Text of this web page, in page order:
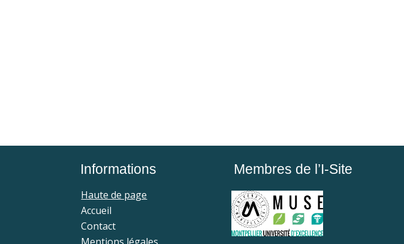
Informations
Haute de page
Accueil
Contact
Membres de l’I-Site